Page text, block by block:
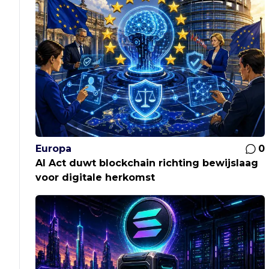
Europa
0
AI Act duwt blockchain richting bewijslaag
voor digitale herkomst